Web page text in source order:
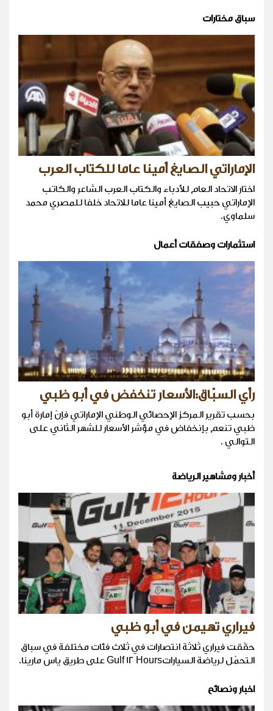
سباق مختارات
الإماراتي الصايغ أمينا عاما للكتاب العرب
اختار الاتحاد العام للأدباء والكتاب العرب الشاعر والكاتب
الإماراتي حبيب الصايغ أمينا عاما للاتحاد خلفا للمصري محمد
سلماوي.
استثمارات وصفقات أعمال
رأي السبّاق:الأسعار تنخفض في أبو ظبي
بحسب تقرير المركز الإحصائي الوطني الإماراتي فإنّ إمارة أبو
ظبي تنعم بإنخفاض في مؤشر الأسعار للشهر الثاني على
التوالي .
أخبار ومشاهير الرياضة
فيراري تهيمن في أبو ظبي
حقّقت فيراري ثلاثة انتصارات في ثلاث فئات مختلفة في سباق
التحمّل لرياضة السياراتGulf 12 Hours على طريق ياس مارينا.
اخبار ونصائح